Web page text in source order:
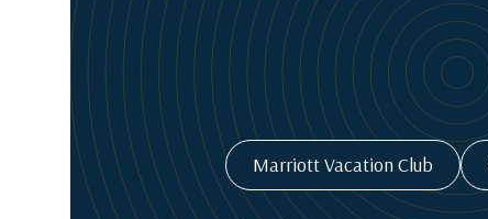
Marriott Vacation Club